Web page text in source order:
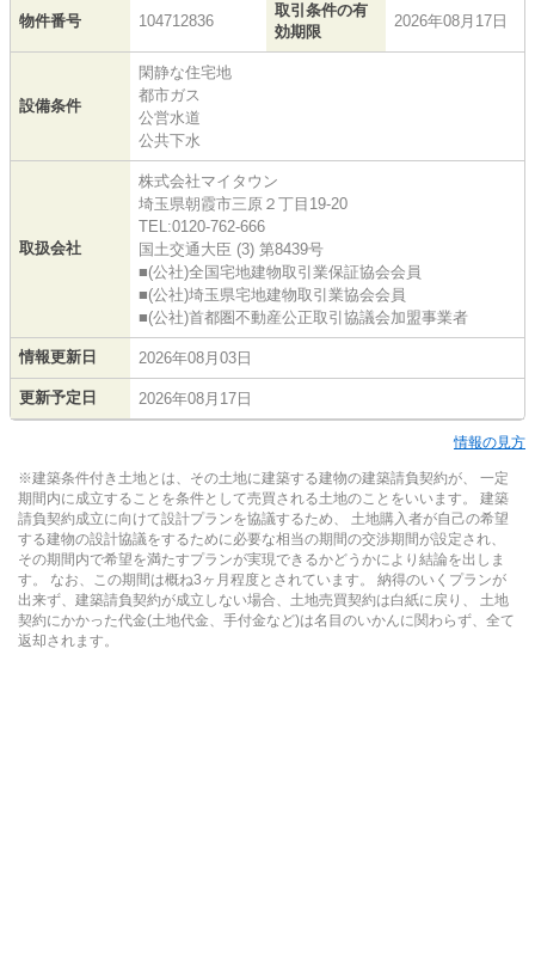
物件番号 104712836
取引条件の有
効期限
2026年08月17日
設備条件
閑静な住宅地
都市ガス
公営水道
公共下水
取扱会社
株式会社マイタウン
埼玉県朝霞市三原２丁目19-20
TEL:0120-762-666
国土交通大臣 (3) 第8439号
■(公社)全国宅地建物取引業保証協会会員
■(公社)埼玉県宅地建物取引業協会会員
■(公社)首都圏不動産公正取引協議会加盟事業者
情報更新日 2026年08月03日
更新予定日 2026年08月17日
情報の見方
※建築条件付き土地とは、その土地に建築する建物の建築請負契約が、 一定
期間内に成立することを条件として売買される土地のことをいいます。 建築
請負契約成立に向けて設計プランを協議するため、 土地購入者が自己の希望
する建物の設計協議をするために必要な相当の期間の交渉期間が設定され、
その期間内で希望を満たすプランが実現できるかどうかにより結論を出しま
す。 なお、この期間は概ね3ヶ月程度とされています。 納得のいくプランが
出来ず、建築請負契約が成立しない場合、土地売買契約は白紙に戻り、 土地
契約にかかった代金(土地代金、手付金など)は名目のいかんに関わらず、全て
返却されます。